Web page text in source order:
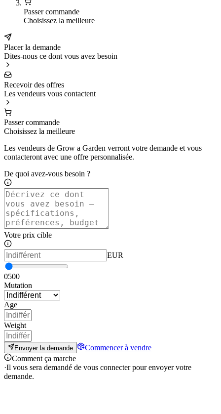
Passer commande
Choisissez la meilleure
Placer la demande
Dites-nous ce dont vous avez besoin
Recevoir des offres
Les vendeurs vous contactent
Passer commande
Choisissez la meilleure
Les vendeurs de Grow a Garden verront votre demande et vous
contacteront avec une offre personnalisée.
De quoi avez-vous besoin ?
Votre prix cible
EUR
0500
Mutation
Age
Weight
Envoyer la demande
Commencer à vendre
Comment ça marche
·Il vous sera demandé de vous connecter pour envoyer votre
demande.